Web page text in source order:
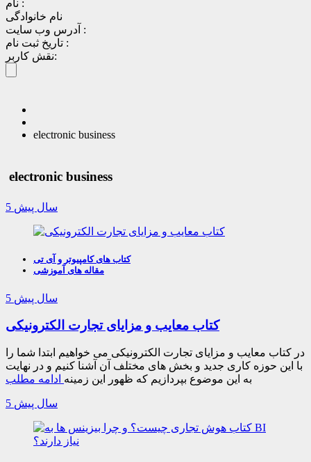
نام :
نام خانوادگی
آدرس وب سایت :
تاریخ ثبت نام :
نقش کاربر:
electronic business
electronic business
5 سال پیش
کتاب های کامپیوتر و آی تی
مقاله های آموزشی
5 سال پیش
کتاب معایب و مزایای تجارت الکترونیکی
در کتاب معایب و مزایای تجارت الکترونیکی می خواهیم ابتدا شما را
با این حوزه کاری جدید و بخش های مختلف آن آشنا کنیم و در نهایت
به این موضوع بپردازیم که ظهور این زمینه ادامه مطلب
5 سال پیش